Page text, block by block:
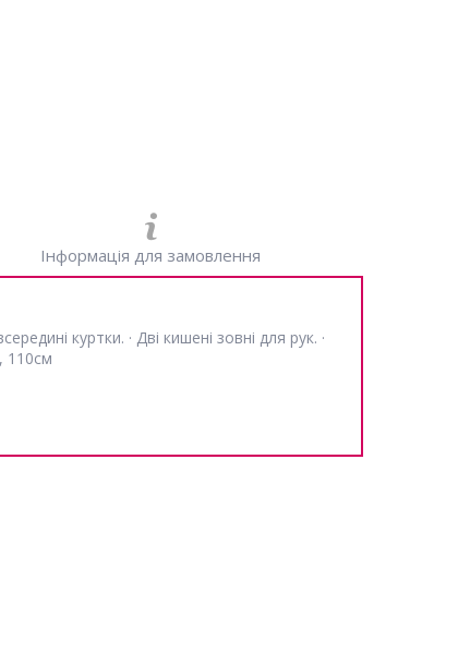
Інформація для замовлення
куртки. · Дві кишені зовні для рук. ·
110см